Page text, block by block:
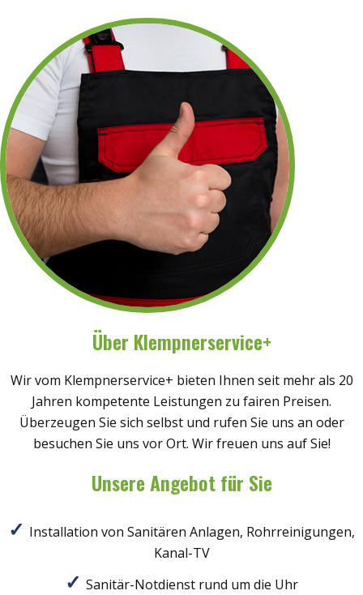
Über Klempnerservice+
Wir vom Klempnerservice+ bieten Ihnen seit mehr als 20
Jahren kompetente Leistungen zu fairen Preisen.
Überzeugen Sie sich selbst und rufen Sie uns an oder
besuchen Sie uns vor Ort. Wir freuen uns auf Sie!
Unsere Angebot für Sie
Installation von Sanitären Anlagen, Rohrreinigungen,
Kanal-TV
Sanitär-Notdienst rund um die Uhr